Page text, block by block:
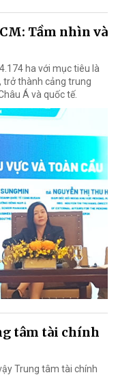
Tầm nhìn và
ha với mục tiêu là
trở thành cảng trung
Á và quốc tế.
tâm tài chính
Trung tâm tài chính